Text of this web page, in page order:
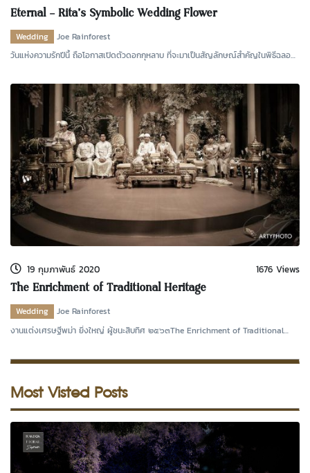
Twitter
Channel Youtube
Eternal – Rita’s Symbolic Wedding Flower
Wedding
Joe Rainforest
วันแห่งความรักปีนี้ ถือโอกาสเปิดตัวดอกกุหลาบ ที่จะมาเป็นสัญลักษณ์สำคัญในพิธีฉลอง
19 กุมภาพันธ์ 2020 1676 Views
The Enrichment of Traditional Heritage
Wedding
Joe Rainforest
งานแต่งเศรษฐีพม่า ยิ่งใหญ่ ผู้ชนะสิบทิศ ๒๕๖๓The Enrichment of Traditional
Most Visted Posts